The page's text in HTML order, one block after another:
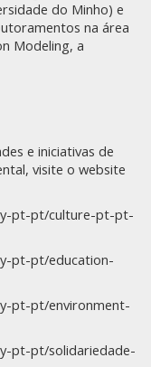
do Minho) e
na área
Modeling, a
e iniciativas de
visite o website
pt-pt/culture-pt-pt-
pt-pt/education-
pt-pt/environment-
pt-pt/solidariedade-